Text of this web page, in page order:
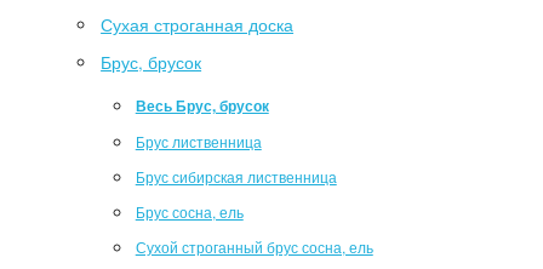
Сухая строганная доска
Брус, брусок
Весь Брус, брусок
Брус лиственница
Брус сибирская лиственница
Брус сосна, ель
Сухой строганный брус сосна, ель